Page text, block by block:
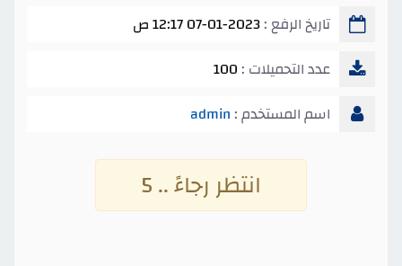
تاريخ الرفع :07-01-2023 12:17 ص
عدد التحميلات : 100
اسم المستخدم : admin
انتظر رجاءً .. 4